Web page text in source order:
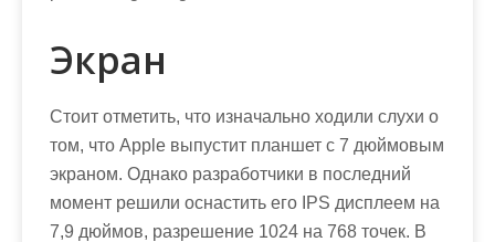
Экран
Стоит отметить, что изначально ходили слухи о
том, что Apple выпустит планшет с 7 дюймовым
экраном. Однако разработчики в последний
момент решили оснастить его IPS дисплеем на
7,9 дюймов, разрешение 1024 на 768 точек. В